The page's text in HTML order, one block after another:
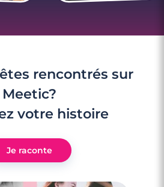
rencontrés sur
Meetic?
votre histoire
Je raconte